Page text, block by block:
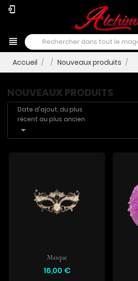
phonelink_setup
view_headline
Accueil Nouveaux produits
NOUVEAUX PRODUITS
Date d'ajout, du plus
récent au plus ancien

Masque
16,00 €